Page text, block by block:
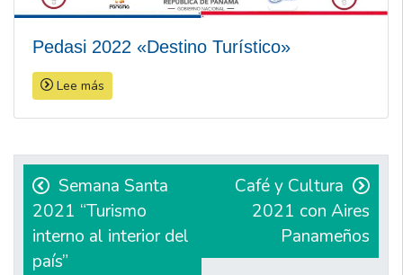
Pedasi 2022 «Destino Turístico»
Lee más
Navegación
de
entradas
Semana Santa
2021 “Turismo
interno al interior del
país”
Café y Cultura
2021 con Aires
Panameños